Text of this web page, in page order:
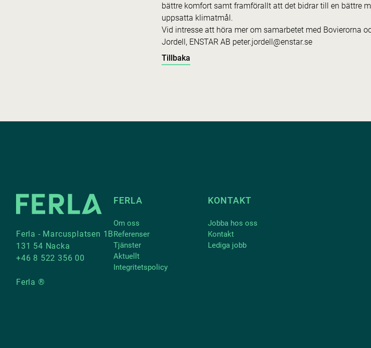
bättre komfort samt framförallt att det bidrar till en bättre
uppsatta klimatmål.
Vid intresse att höra mer om samarbetet med Bovierorna
Jordell, ENSTAR AB peter.jordell@enstar.se
Tillbaka
Ferla - Marcusplatsen 1B
131 54 Nacka
+46 8 522 356 00
Ferla ®
FERLA
Om oss
Referenser
Tjänster
Aktuellt
Integritetspolicy
KONTAKT
Jobba hos oss
Kontakt
Lediga jobb